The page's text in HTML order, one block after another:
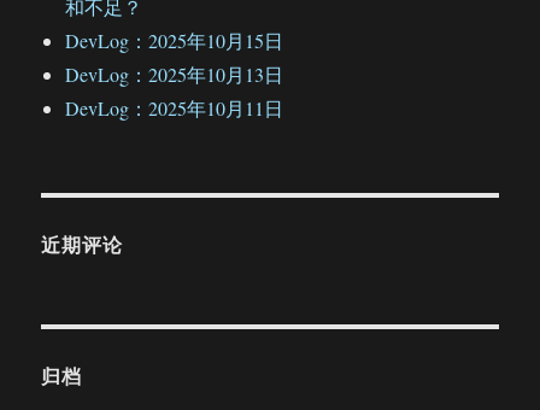
和不足？
DevLog：2025年10月15日
DevLog：2025年10月13日
DevLog：2025年10月11日
近期评论
归档